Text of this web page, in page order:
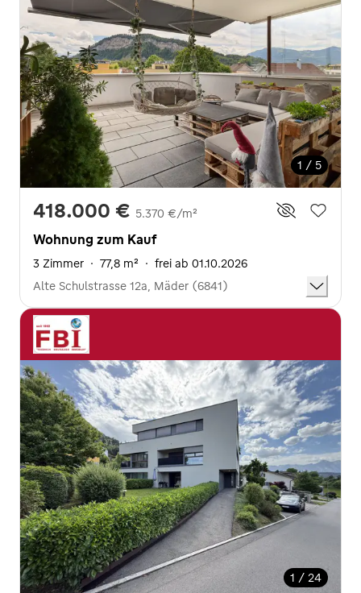
1 / 5
418.000 € 5.370 €/m²
Wohnung zum Kauf
3 Zimmer · 77,8 m² · frei ab 01.10.2026
Alte Schulstrasse 12a, Mäder (6841)
1 / 24